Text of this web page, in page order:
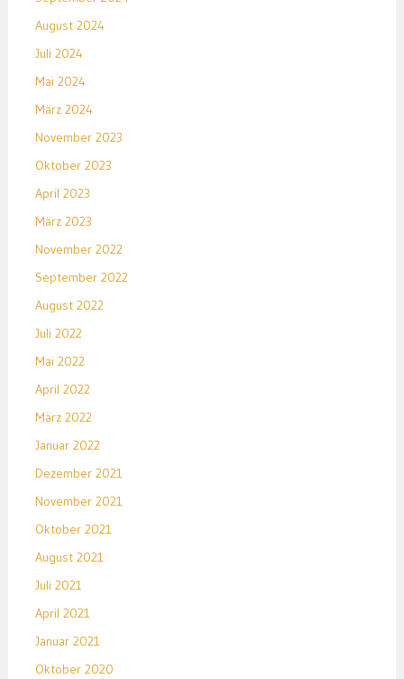
August 2024
Juli 2024
Mai 2024
März 2024
November 2023
Oktober 2023
April 2023
März 2023
November 2022
September 2022
August 2022
Juli 2022
Mai 2022
April 2022
März 2022
Januar 2022
Dezember 2021
November 2021
Oktober 2021
August 2021
Juli 2021
April 2021
Januar 2021
Oktober 2020